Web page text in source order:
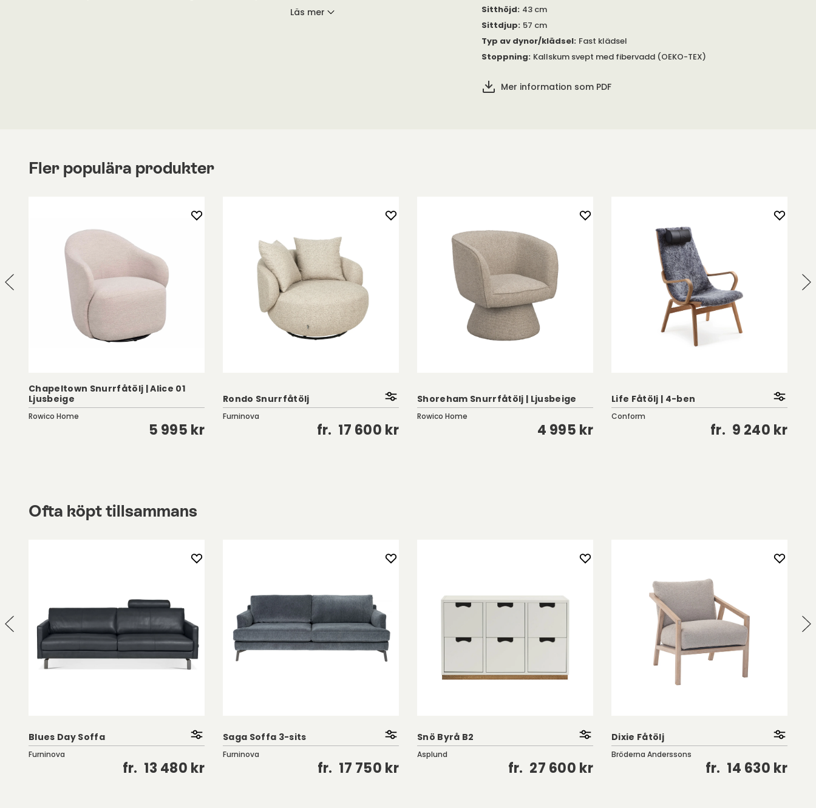
Läs mer
Sitthöjd: 43 cm
Sittdjup: 57 cm
Typ av dynor/klädsel: Fast klädsel
Stoppning: Kallskum svept med fibervadd (OEKO-TEX)
Mer information som PDF
Fler populära produkter
Chapeltown Snurrfåtölj | Alice 01
Ljusbeige
Rowico Home
5 995 kr
Rondo Snurrfåtölj
Furninova
fr. 17 600 kr
Shoreham Snurrfåtölj | Ljusbeige
Rowico Home
4 995 kr
Life Fåtölj | 4-ben
Conform
fr. 9 240 kr
Ofta köpt tillsammans
Blues Day Soffa
Furninova
fr. 13 480 kr
Saga Soffa 3-sits
Furninova
fr. 17 750 kr
Snö Byrå B2
Asplund
fr. 27 600 kr
Dixie Fåtölj
Bröderna Anderssons
fr. 14 630 kr